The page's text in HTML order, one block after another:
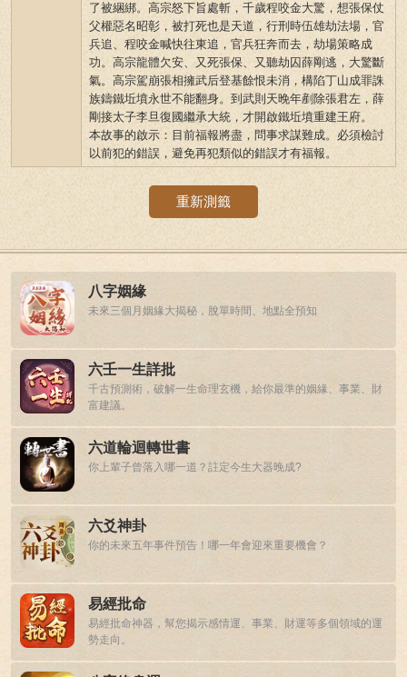
了被綑綁。高宗怒下旨處斬，千歲程咬金大驚，想張保仗
父權惡名昭彰，被打死也是天道，行刑時伍雄劫法場，官
兵追、程咬金喊快往東追，官兵狂奔而去，劫場策略成
功。高宗龍體欠安、又死張保、又聽劫囚薛剛逃，大驚斷
氣。高宗駕崩張相擁武后登基餘恨未消，構陷丁山成罪誅
族鑄鐵坵墳永世不能翻身。到武則天晚年剷除張君左，薛
剛接太子李旦復國繼承大統，才開啟鐵坵墳重建王府。
本故事的啟示：目前福報將盡，問事求謀難成。必須檢討
以前犯的錯誤，避免再犯類似的錯誤才有福報。
重新測籤
八字姻緣
未來三個月姻緣大揭秘，脫單時間、地點全預知
六壬一生詳批
千古預測術，破解一生命理玄機，給你最準的姻緣、事業、財
富建議。
六道輪迴轉世書
你上輩子曾落入哪一道？註定今生大器晚成?
六爻神卦
你的未來五年事件預告！哪一年會迎來重要機會？
易經批命
易經批命神器，幫您揭示感情運、事業、財運等多個領域的運
勢走向。